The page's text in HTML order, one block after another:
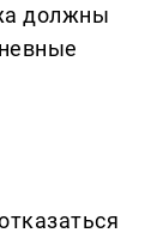
должны